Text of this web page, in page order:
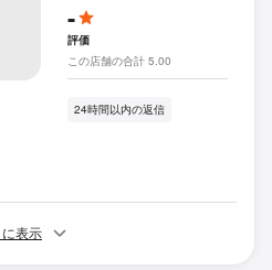
-
評価
この店舗の合計 5.00
24時間以内の返信
に表示